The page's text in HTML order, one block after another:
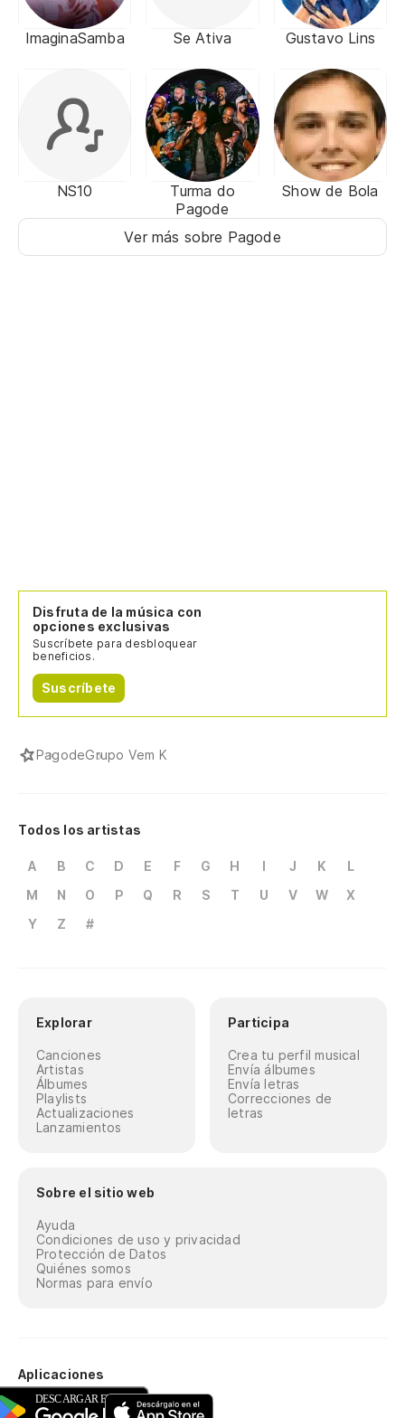
ImaginaSamba Se Ativa Gustavo Lins
NS10
Turma do
Pagode
Show de Bola
Ver más sobre Pagode
Disfruta de la música con
opciones exclusivas
Suscríbete para desbloquear
beneficios.
Suscríbete
PagodeGrupo Vem K
Todos los artistas
A B C D E F G H I J K
L
M
N O P Q R S T U V W
X
Y
Z #
Explorar
Canciones
Artistas
Álbumes
Playlists
Actualizaciones
Lanzamientos
Participa
Crea tu perfil musical
Envía álbumes
Envía letras
Correcciones de
letras
Sobre el sitio web
Ayuda
Condiciones de uso y privacidad
Protección de Datos
Quiénes somos
Normas para envío
Aplicaciones